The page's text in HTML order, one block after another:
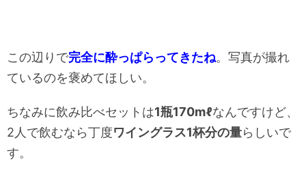
この辺りで完全に酔っぱらってきたね。写真が撮れ
ているのを褒めてほしい。
ちなみに飲み比べセットは1瓶170mℓなんですけど、
2人で飲むなら丁度ワイングラス1杯分の量らしいで
す。